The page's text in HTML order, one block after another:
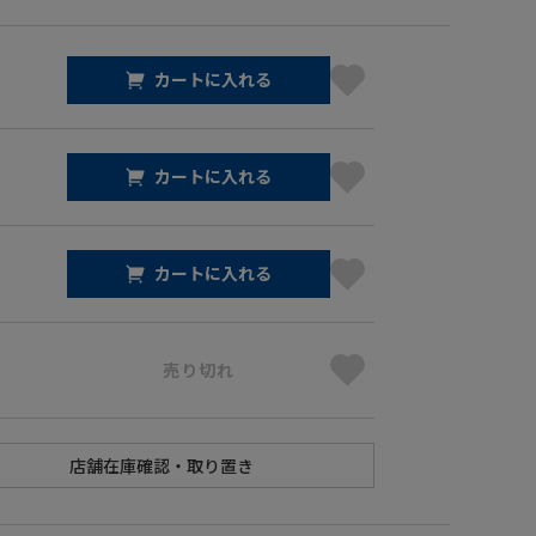
カートに入れる
カートに入れる
カートに入れる
売り切れ